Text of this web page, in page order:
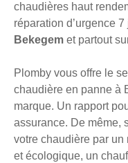
chaudières haut
réparation d’urgence
Bekegem et partout
Plomby vous offre le
chaudière en panne à
marque. Un rapport
assurance. De même,
votre chaudière par
et écologique, un